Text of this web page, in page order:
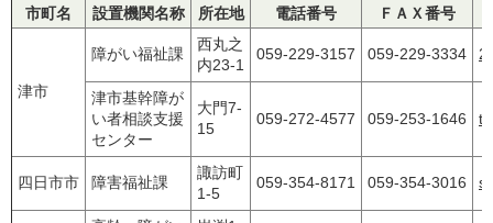
市町名 設置機関名称 所在地 電話番号 ＦＡＸ番号
津市
障がい福祉課
西丸之
内23-1
059-229-3157 059-229-3334
津市基幹障が
い者相談支援
センター
大門7-
15
059-272-4577 059-253-1646
四日市市 障害福祉課
諏訪町
1-5
059-354-8171 059-354-3016